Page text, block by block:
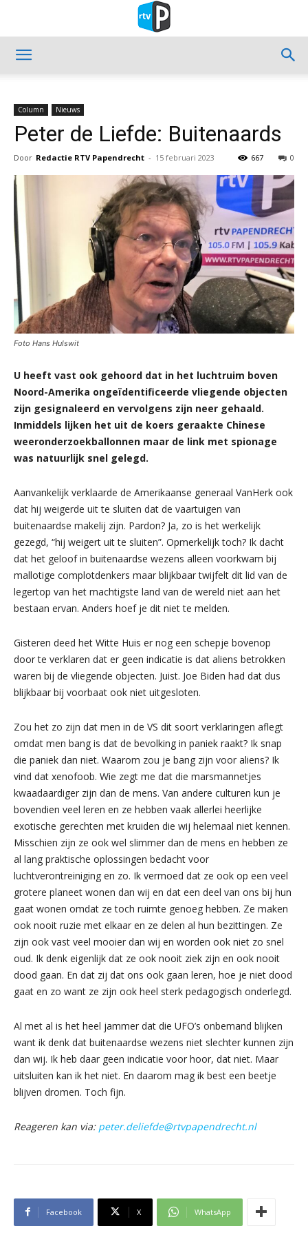
Column Nieuws
Peter de Liefde: Buitenaards
Door Redactie RTV Papendrecht - 15 februari 2023 0
667
Foto Hans Hulswit
U heeft vast ook gehoord dat in het luchtruim boven
Noord-Amerika ongeïdentificeerde vliegende objecten
zijn gesignaleerd en vervolgens zijn neer gehaald.
Inmiddels lijken het uit de koers geraakte Chinese
weeronderzoekballonnen maar de link met spionage
was natuurlijk snel gelegd.
Aanvankelijk verklaarde de Amerikaanse generaal VanHerk ook
dat hij weigerde uit te sluiten dat de vaartuigen van
buitenaardse makelij zijn. Pardon? Ja, zo is het werkelijk
gezegd, “hij weigert uit te sluiten”. Opmerkelijk toch? Ik dacht
dat het geloof in buitenaardse wezens alleen voorkwam bij
mallotige complotdenkers maar blijkbaar twijfelt dit lid van de
legertop van het machtigste land van de wereld niet aan het
bestaan ervan. Anders hoef je dit niet te melden.
Gisteren deed het Witte Huis er nog een schepje bovenop
door te verklaren dat er geen indicatie is dat aliens betrokken
waren bij de vliegende objecten. Juist. Joe Biden had dat dus
blijkbaar bij voorbaat ook niet uitgesloten.
Zou het zo zijn dat men in de VS dit soort verklaringen aflegt
omdat men bang is dat de bevolking in paniek raakt? Ik snap
die paniek dan niet. Waarom zou je bang zijn voor aliens? Ik
vind dat xenofoob. Wie zegt me dat die marsmannetjes
kwaadaardiger zijn dan de mens. Van andere culturen kun je
bovendien veel leren en ze hebben vaak allerlei heerlijke
exotische gerechten met kruiden die wij helemaal niet kennen.
Misschien zijn ze ook wel slimmer dan de mens en hebben ze
al lang praktische oplossingen bedacht voor
luchtverontreiniging en zo. Ik vermoed dat ze ook op een veel
grotere planeet wonen dan wij en dat een deel van ons bij hun
gaat wonen omdat ze toch ruimte genoeg hebben. Ze maken
ook nooit ruzie met elkaar en ze delen al hun bezittingen. Ze
zijn ook vast veel mooier dan wij en worden ook niet zo snel
oud. Ik denk eigenlijk dat ze ook nooit ziek zijn en ook nooit
dood gaan. En dat zij dat ons ook gaan leren, hoe je niet dood
gaat en zo want ze zijn ook heel sterk pedagogisch onderlegd.
Al met al is het heel jammer dat die UFO’s onbemand blijken
want ik denk dat buitenaardse wezens niet slechter kunnen zijn
dan wij. Ik heb daar geen indicatie voor hoor, dat niet. Maar
uitsluiten kan ik het niet. En daarom mag ik best een beetje
blijven dromen. Toch fijn.
Reageren kan via: peter.deliefde@rtvpapendrecht.nl
Facebook X WhatsApp